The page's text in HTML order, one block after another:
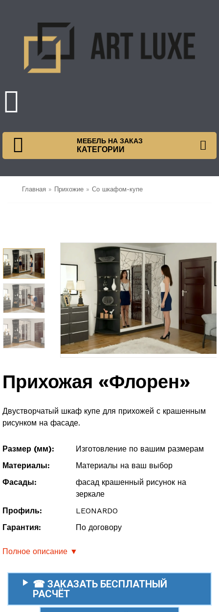
МЕБЕЛЬ НА ЗАКАЗ
КАТЕГОРИИ
Главная » Прихожие » Со шкафом-купе
Прихожая «Флорен»
Двустворчатый шкаф купе для прихожей с крашенным
рисунком на фасаде.
Размер (мм):
Изготовление по вашим размерам
Материалы:
Материалы на ваш выбор
Фасады:
фасад крашенный рисунок на
зеркале
Профиль:
LEONARDO
Гарантия:
По договору
Полное описание ▼
☎ ЗАКАЗАТЬ БЕСПЛАТНЫЙ
РАСЧЁТ